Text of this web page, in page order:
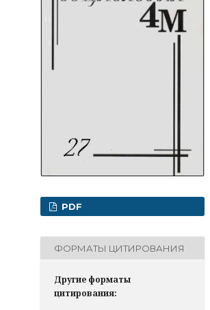
PDF
ФОРМАТЫ ЦИТИРОВАНИЯ
Другие форматы
цитирования: